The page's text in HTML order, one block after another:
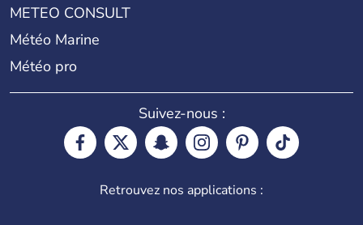
METEO CONSULT
Météo Marine
Météo pro
Suivez-nous :
Retrouvez nos applications :